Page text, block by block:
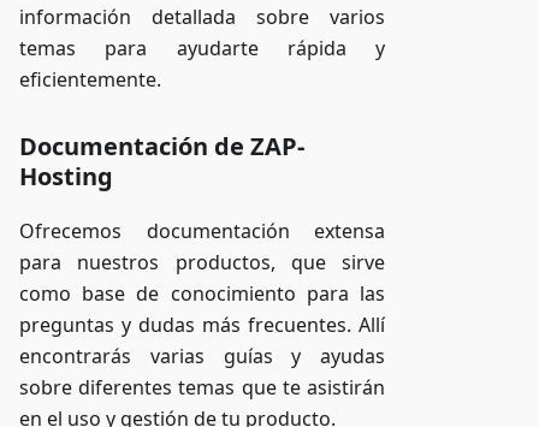
información detallada sobre varios
temas para ayudarte rápida y
eficientemente.
Documentación de ZAP-
Hosting
Ofrecemos documentación extensa
para nuestros productos, que sirve
como base de conocimiento para las
preguntas y dudas más frecuentes. Allí
encontrarás varias guías y ayudas
sobre diferentes temas que te asistirán
en el uso y gestión de tu producto.